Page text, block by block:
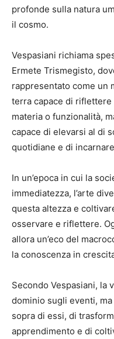
profonde sulla natura
il cosmo.
Vespasiani richiama
Ermete Trismegisto,
rappresentato come un
terra capace di riflettere
materia o funzionalità,
capace di elevarsi al di
quotidiane e di
In un’epoca in cui la
immediatezza, l’arte
questa altezza e
osservare e riflettere.
allora un’eco del
la conoscenza in
Secondo Vespasiani, la
dominio sugli eventi,
sopra di essi, di
apprendimento e di